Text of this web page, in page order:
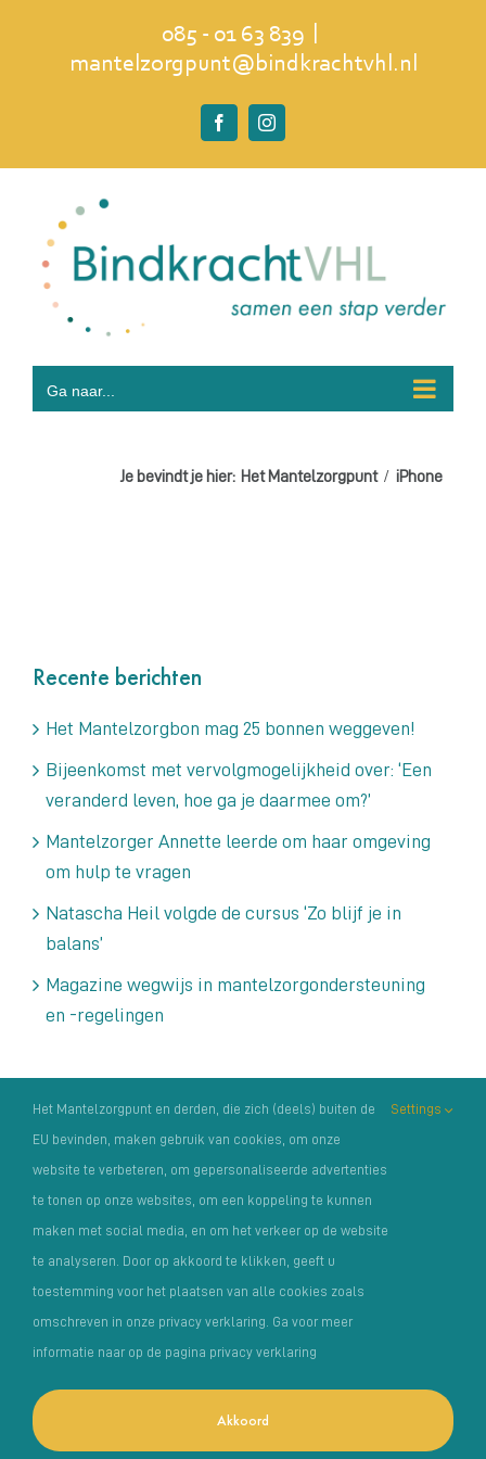
085 - 01 63 839
mantelzorgpunt@bindkrachtvhl.nl
FacebookInstagram
Ga naar...
Je bevindt je hier: Het Mantelzorgpunt iPhone
Recente berichten
Het Mantelzorgbon mag 25 bonnen weggeven!
Bijeenkomst met vervolgmogelijkheid over: ‘Een
veranderd leven, hoe ga je daarmee om?’
Mantelzorger Annette leerde om haar omgeving
om hulp te vragen
Natascha Heil volgde de cursus ‘Zo blijf je in
balans’
Magazine wegwijs in mantelzorgondersteuning
en -regelingen
Archieven
Photosolutions
en Angela Latumaerissa | Fiscaal nummer /
RSIN 0089.33.558
Het Mantelzorgpunt en derden, die zich (deels) buiten de
EU bevinden, maken gebruik van cookies, om onze
website te verbeteren, om gepersonaliseerde advertenties
te tonen op onze websites, om een koppeling te kunnen
maken met social media, en om het verkeer op de website
te analyseren. Door op akkoord te klikken, geeft u
toestemming voor het plaatsen van alle cookies zoals
omschreven in onze privacy verklaring. Ga voor meer
informatie naar op de pagina privacy verklaring
Settings
Akkoord